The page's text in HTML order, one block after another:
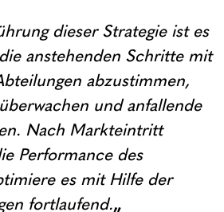
dieser Strategie ist es
anstehenden Schritte mit
abzustimmen,
und anfallende
Nach Markteintritt
Performance des
es mit Hilfe der
fortlaufend.„